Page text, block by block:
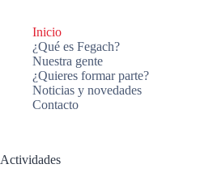
Inicio
¿Qué es Fegach?
Nuestra gente
¿Quieres formar parte?
Noticias y novedades
Contacto
Actividades